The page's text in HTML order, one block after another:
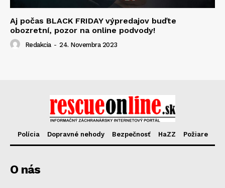
Aj počas BLACK FRIDAY výpredajov buďte
obozretní, pozor na online podvody!
Redakcia - 24. Novembra 2023
Polícia Dopravné nehody Bezpečnosť HaZZ Požiare
O nás